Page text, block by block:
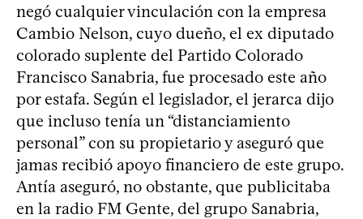
negó cualquier vinculación con la empresa
Cambio Nelson, cuyo dueño, el ex diputado
colorado suplente del Partido Colorado
Francisco Sanabria, fue procesado este año
por estafa. Según el legislador, el jerarca dijo
que incluso tenía un “distanciamiento
personal” con su propietario y aseguró que
jamas recibió apoyo financiero de este grupo.
Antía aseguró, no obstante, que publicitaba
en la radio FM Gente, del grupo Sanabria,